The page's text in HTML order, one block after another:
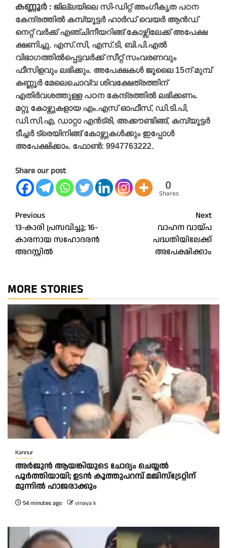
കണ്ണൂർ : ജില്ലയിലെ സി-ഡിറ്റ് അംഗീകൃത പഠന
കേന്ദ്രത്തിൽ കമ്പ്യൂട്ടർ ഹാർഡ് വെയർ ആൻഡ്
നെറ്റ് വർക്ക് എഞ്ചിനീയറിങ്ങ് കോഴ്സിലേക്ക് അപേക്ഷ
ക്ഷണിച്ചു. എസ്.സി, എസ്.ടി, ബി.പി.എൽ
വിഭാഗത്തിൽപ്പെട്ടവർക്ക് സീറ്റ് സംവരണവും
ഫീസിളവും ലഭിക്കും. അപേക്ഷകൾ ജൂലൈ 15ന് മുമ്പ്
കണ്ണൂർ മേലെചൊവ്വ ശിവക്ഷേത്രത്തിന്
എതിർവശത്തുള്ള പഠന കേന്ദ്രത്തിൽ ലഭിക്കണം.
മറ്റു കോഴ്സുകളായ എം.എസ് ഓഫീസ്, ഡി.ടി.പി,
ഡി.സി.എ, ഡാറ്റാ എൻട്രി, അക്കൗണ്ടിങ്ങ്, കമ്പ്യൂട്ടർ
ടീച്ചർ ട്രെയിനിങ്ങ് കോഴ്സുകൾക്കും ഇപ്പോൾ
അപേക്ഷിക്കാം. ഫോൺ: 9947763222.
Share our post
0
Shares
Post
navigation
Previous
13-കാരി പ്രസവിച്ചു; 16-
കാരനായ സഹോദരൻ
അറസ്റ്റിൽ
Next
വാഹന വായ്പ
പദ്ധതിയിലേക്ക്
അപേക്ഷിക്കാം
MORE STORIES
Kannur
അര്‍ജുന്‍ ആയങ്കിയുടെ ചോദ്യം ചെയ്യല്‍
പൂര്‍ത്തിയായി; ഉടന്‍ കൂത്തുപറമ്പ് മജിസ്ട്രേറ്റിന്
മുന്നില്‍ ഹാജരാക്കും
54 minutes ago vinaya k